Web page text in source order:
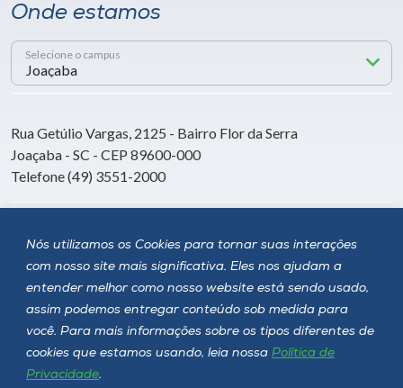
Nós utilizamos os Cookies para tornar suas interações
com nosso site mais significativa. Eles nos ajudam a
entender melhor como nosso website está sendo usado,
assim podemos entregar conteúdo sob medida para
você. Para mais informações sobre os tipos diferentes de
cookies que estamos usando, leia nossa Política de
Privacidade.
Onde estamos
Selecione o campus
Rua Getúlio Vargas, 2125 - Bairro Flor da Serra
Joaçaba - SC - CEP 89600-000
Telefone (49) 3551-2000
Siga a Unoesc